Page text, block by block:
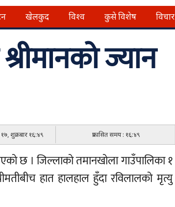
खेलकुद विश्व कुसे विशेष विचार
ज्यान
१७, शुक्रबार १६:४९ प्रकासित समय : १६:४९
छ । जिल्लाको तमानखोला गाउँपालिका १
हात हालहाल हुँदा रविलालको मृत्यु